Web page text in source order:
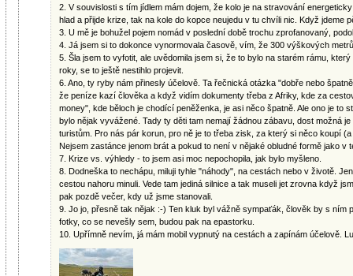
2. V souvislosti s tím jídlem mám dojem, že kolo je na stravování
hlad a přijde krize, tak na kole do kopce neujedu v tu chvíli nic. Když jdeme
3. U mě je bohužel pojem nomád v poslední době trochu zprofanovaný,
4. Já jsem si to dokonce vynormovala časově, vím, že 300 výškových
5. Šla jsem to vyfotit, ale uvědomila jsem si, že to bylo na starém rámu,
roky, se to ještě nestihlo projevit.
6. Ano, ty ryby nám přinesly účelově. Ta řečnická otázka "dobře nebo
že peníze kazí člověka a když vidím dokumenty třeba z Afriky, kde za
money", kde běloch je chodící peněženka, je asi něco špatně. Ale ono je to
bylo nějak vyvážené. Tady ty děti tam nemají žádnou zábavu, dost možná
turistům. Pro nás pár korun, pro ně je to třeba zisk, za který si něco koupí
Nejsem zastánce jenom brát a pokud to není v nějaké obludné formě jako v
7. Krize vs. výhledy - to jsem asi moc nepochopila, jak bylo myšleno.
8. Dodneška to nechápu, miluji tyhle "náhody", na cestách nebo v životě.
cestou nahoru minuli. Vede tam jediná silnice a tak museli jet zrovna když
pak pozdě večer, kdy už jsme stanovali.
9. Jo jo, přesně tak nějak :-) Ten kluk byl vážně sympaťák, člověk by s ním
fotky, co se nevešly sem, budou pak na epastorku.
10. Upřímně nevím, já mám mobil vypnutý na cestách a zapínám účelově.